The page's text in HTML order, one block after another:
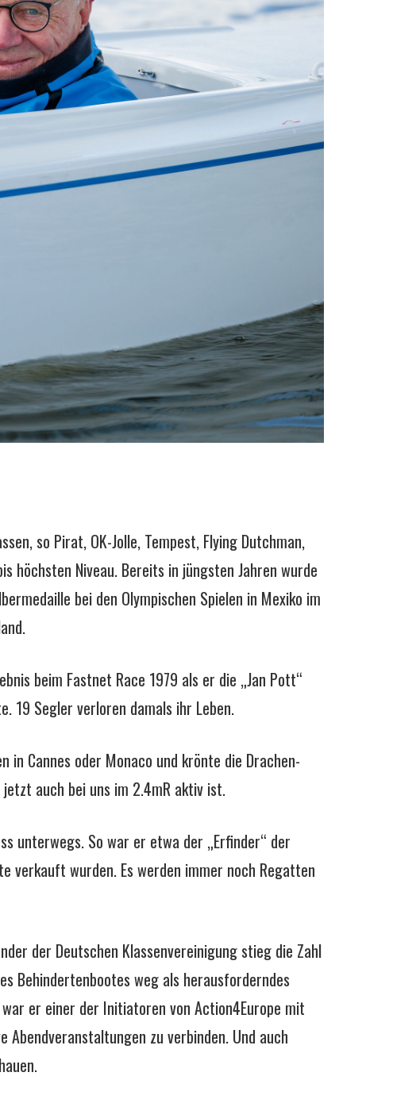
so Pirat, OK-Jolle, Tempest, Flying Dutchman,
höchsten Niveau. Bereits in jüngsten Jahren wurde
bei den Olympischen Spielen in Mexiko im
beim Fastnet Race 1979 als er die „Jan Pott“
19 Segler verloren damals ihr Leben.
Cannes oder Monaco und krönte die Drachen-
auch bei uns im 2.4mR aktiv ist.
unterwegs. So war er etwa der „Erfinder“ der
verkauft wurden. Es werden immer noch Regatten
der Deutschen Klassenvereinigung stieg die Zahl
Behindertenbootes weg als herausforderndes
er einer der Initiatoren von Action4Europe mit
zu verbinden. Und auch